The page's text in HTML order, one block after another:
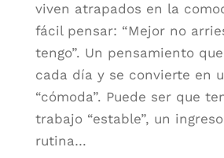
viven atrapados en la
fácil pensar: “Mejor no
tengo”. Un pensamiento
cada día y se convierte en
“cómoda”. Puede ser que
trabajo “estable”, un
rutina…